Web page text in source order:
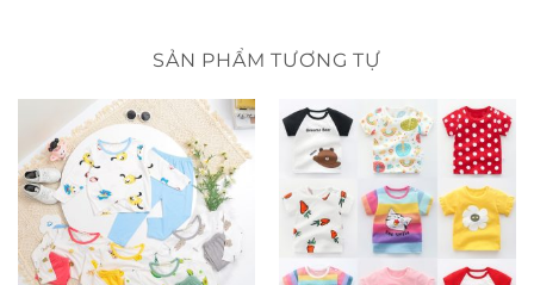
làm khăn thấm sữa, khăn mặt, khăn lau, khăn
– Hộp gồm 6 khăn giúp mẹ có thể thường xuyên
thay cho bé.
– Khăn sữa sợi tre Emma Kids được sản xuất với kích
thước 30 x 30 cm vừa vặn, thích hợp dùng cho bé
từ sơ sinh và trẻ nhỏ.
SẢN PHẨM TƯƠNG TỰ